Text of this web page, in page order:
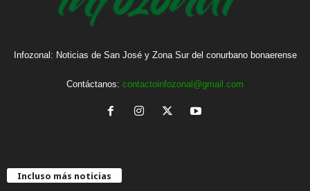
Infozonal: Noticias de San José y Zona Sur del conurbano bonaerense
Contáctanos: contactoinfozonal@gmail.com
Incluso más noticias